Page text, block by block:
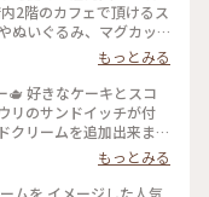
2階のカフェで頂けるス
ぬいぐるみ、マグカッ
入することが出来ます✨
ントグリーンが 映えて
もっとみる
🫖 好きなケーキとスコ
リのサンドイッチが付
クリームを追加出来ます
をチョイス。 ケーキ
ーキです🍓 ウェッジウ
いです😳 ケーキも1ピ
もっとみる
を イメージした人気